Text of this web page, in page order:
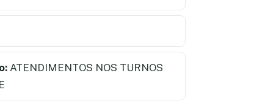
ATENDIMENTOS NOS TURNOS